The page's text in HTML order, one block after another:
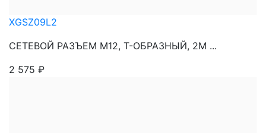
XGSZ09L2
СЕТЕВОЙ РАЗЪЕМ М12, Т-ОБРАЗНЫЙ, 2М ...
2 575 ₽